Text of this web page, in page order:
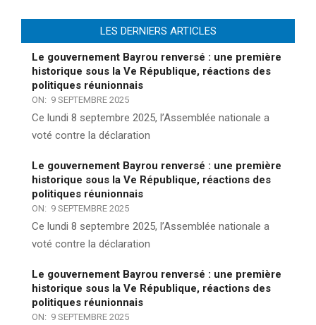
LES DERNIERS ARTICLES
Le gouvernement Bayrou renversé : une première
historique sous la Ve République, réactions des
politiques réunionnais
ON: 9 SEPTEMBRE 2025
Ce lundi 8 septembre 2025, l’Assemblée nationale a
voté contre la déclaration
Le gouvernement Bayrou renversé : une première
historique sous la Ve République, réactions des
politiques réunionnais
ON: 9 SEPTEMBRE 2025
Ce lundi 8 septembre 2025, l’Assemblée nationale a
voté contre la déclaration
Le gouvernement Bayrou renversé : une première
historique sous la Ve République, réactions des
politiques réunionnais
ON: 9 SEPTEMBRE 2025